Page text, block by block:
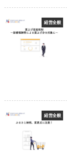
経営全般
経営全般